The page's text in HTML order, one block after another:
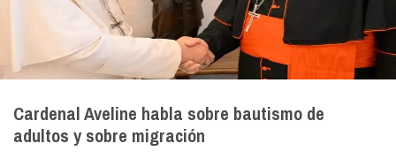
Cardenal Aveline habla sobre bautismo de
adultos y sobre migración